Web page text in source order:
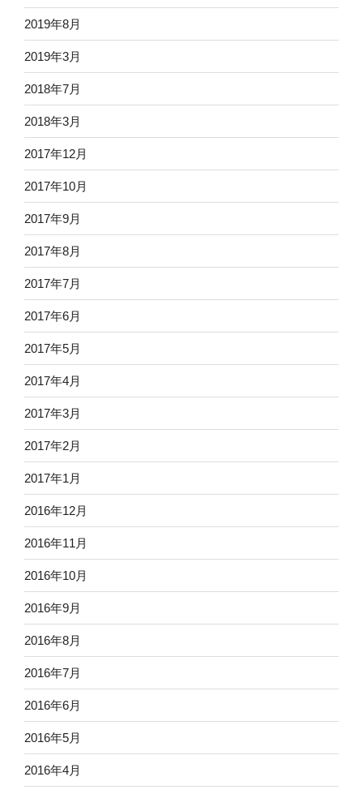
2019年8月
2019年3月
2018年7月
2018年3月
2017年12月
2017年10月
2017年9月
2017年8月
2017年7月
2017年6月
2017年5月
2017年4月
2017年3月
2017年2月
2017年1月
2016年12月
2016年11月
2016年10月
2016年9月
2016年8月
2016年7月
2016年6月
2016年5月
2016年4月